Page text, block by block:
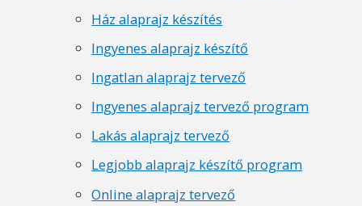
Ház alaprajz készítés
Ingyenes alaprajz készítő
Ingatlan alaprajz tervező
Ingyenes alaprajz tervező program
Lakás alaprajz tervező
Legjobb alaprajz készítő program
Online alaprajz tervező